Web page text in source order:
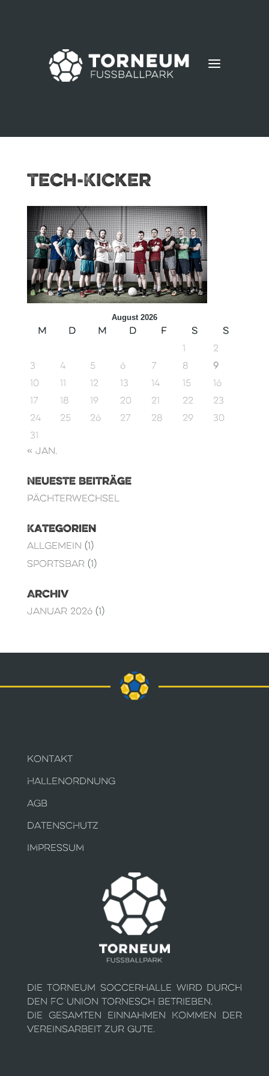
a
Tech-Kicker
August 2026
M D M D F S
S
1
2
3
4 5 6 7 8
9
10
11 12 13 14 15
16
17
18 19 20 21 22
23
24
25 26 27 28 29
30
31
« Jan.
Neueste Beiträge
Pächterwechsel
Kategorien
Allgemein (1)
Sportsbar(1)
Archiv
Januar 2026(1)
KONTAKT
HALLENORDNUNG
AGB
DATENSCHUTZ
IMPRESSUM
Die Torneum Soccerhalle wird durch
den FC Union Tornesch betrieben.
Die gesamten Einnahmen kommen der
Vereinsarbeit zur Gute.